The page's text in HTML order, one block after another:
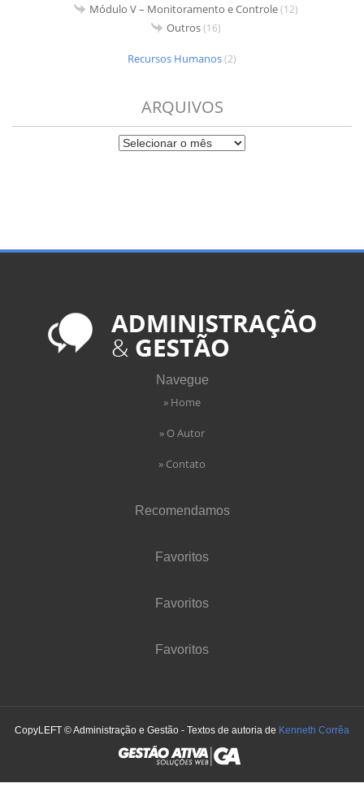
Módulo V – Monitoramento e Controle(12)
Outros(16)
Recursos Humanos(2)
ARQUIVOS
Navegue
» Home
» O Autor
» Contato
Recomendamos
Favoritos
Favoritos
Favoritos
CopyLEFT © Administração e Gestão - Textos de autoria de Kenneth Corrêa